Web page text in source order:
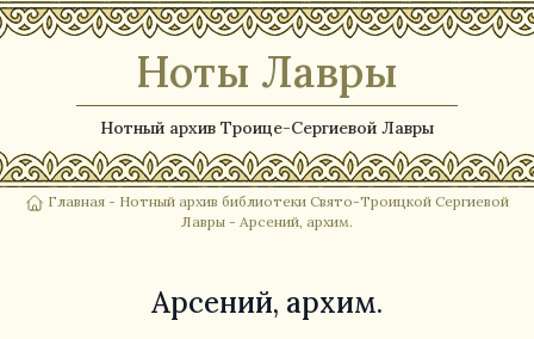
Ноты Лавры
Нотный архив Троице-Сергиевой Лавры
Главная - Нотный архив библиотеки Свято-Троицкой Сергиевой
Лавры - Арсений, архим.
Арсений, архим.